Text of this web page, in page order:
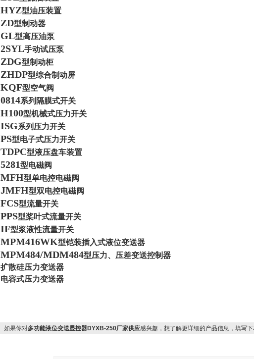
HYZ型油压装置
ZD型制动器
GL型高压油泵
2SYL手动试压泵
ZDG型制动柜
ZHDP型综合制动屏
KQF型空气阀
0814系列隔膜式开关
H100型机械式压力开关
ISG系列压力开关
PS型电子式压力开关
TDPC型液压盘车装置
5281型电磁阀
MFH型单电控电磁阀
JMFH型双电控电磁阀
FCS型流量开关
PPS型桨叶式流量开关
IF型浆液性流量开关
MPM416WK型铠装插入式液位变送器
MPM484/MDM484型压力、压差变送控制器
扩散硅压力变送器
电容式压力变送器
如果你对多功能液位变送显控器DYXB-250厂家供应感兴趣，想了解更详细的产品信息，填写下